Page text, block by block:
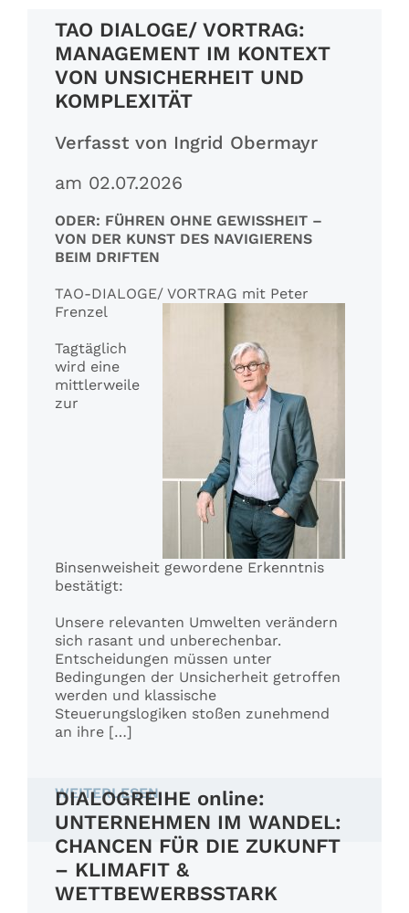
Referenzen
Fachbeiträge
TAO DIALOGE/ VORTRAG:
MANAGEMENT IM KONTEXT
VON UNSICHERHEIT UND
KOMPLEXITÄT
Verfasst von Ingrid Obermayr
am 02.07.2026
ODER: FÜHREN OHNE GEWISSHEIT –
VON DER KUNST DES NAVIGIERENS
BEIM DRIFTEN
TAO-DIALOGE/ VORTRAG mit Peter
Frenzel
Tagtäglich
wird eine
mittlerweile
zur
Binsenweisheit gewordene Erkenntnis
bestätigt:
Unsere relevanten Umwelten verändern
sich rasant und unberechenbar.
Entscheidungen müssen unter
Bedingungen der Unsicherheit getroffen
werden und klassische
Steuerungslogiken stoßen zunehmend
an ihre […]
WEITERLESEN
DIALOGREIHE online:
UNTERNEHMEN IM WANDEL:
CHANCEN FÜR DIE ZUKUNFT
– KLIMAFIT &
WETTBEWERBSSTARK